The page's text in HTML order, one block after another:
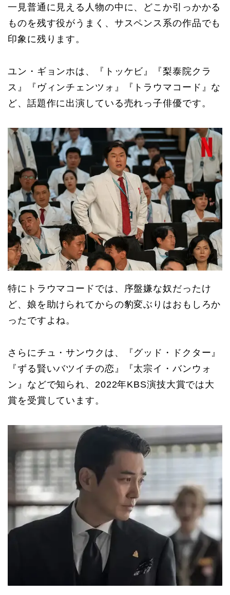
一見普通に見える人物の中に、どこか引っかかる
ものを残す役がうまく、サスペンス系の作品でも
印象に残ります。
ユン・ギョンホは、『トッケビ』『梨泰院クラ
ス』『ヴィンチェンツォ』『トラウマコード』な
ど、話題作に出演している売れっ子俳優です。
特にトラウマコードでは、序盤嫌な奴だったけ
ど、娘を助けられてからの豹変ぶりはおもしろか
ったですよね。
さらにチュ・サンウクは、『グッド・ドクター』
『ずる賢いバツイチの恋』『太宗イ・バンウォ
ン』などで知られ、2022年KBS演技大賞では大
賞を受賞しています。